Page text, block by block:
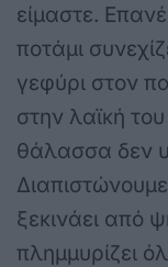
είμαστε.
ποτάμι
γεφύρι στον
στην λαϊκή
θάλασσα δεν
ξεκινάει από
πλημμυρίζει